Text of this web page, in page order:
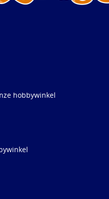
hobbywinkel